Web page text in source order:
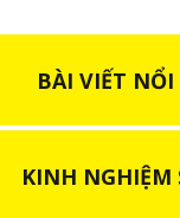
BÀI VIẾT NỔI
KINH NGHIỆM